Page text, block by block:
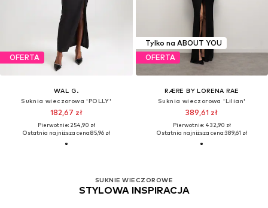
OFERTA
WAL G.
Suknia wieczorowa 'POLLY'
182,67 zł
Pierwotnie: 254,90 zł
Ostatnia najniższa cena:85,96 zł
Tylko na ABOUT YOU
OFERTA
RÆRE BY LORENA RAE
Suknia wieczorowa 'Lilian'
389,61 zł
Pierwotnie: 432,90 zł
Ostatnia najniższa cena:389,61 zł
SUKNIE WIECZOROWE
STYLOWA INSPIRACJA